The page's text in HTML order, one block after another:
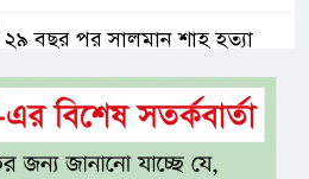
২৯ বছর পর সালমান শাহ হত্যা
মৃত্যুরহস্য?
যশোর-ঢাকা প্রভাতী ট্রেন চালুসহ